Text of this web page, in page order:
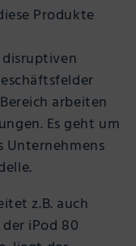
Produkte
arbeiten
Es geht um
z.B. auch
iPod 80